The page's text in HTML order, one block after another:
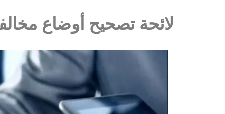
لائحة تصحيح أوضاع